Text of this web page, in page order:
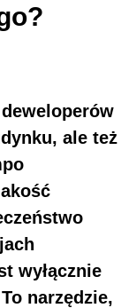
ale też
wyłącznie
narzędzie,